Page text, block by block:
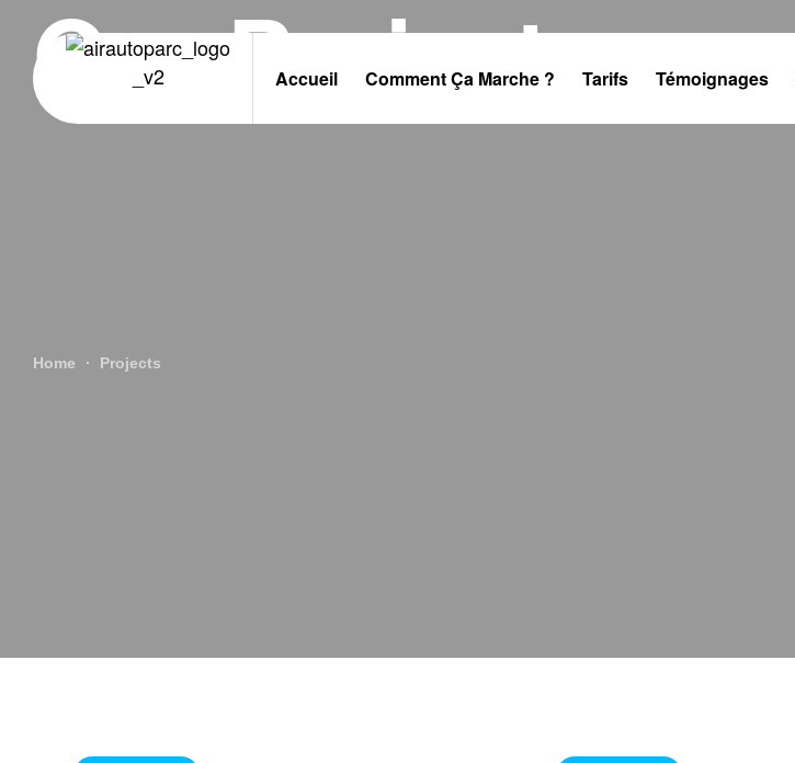
Accueil Comment Ça Marche ? Tarifs Témoignages
Our Projects
Home Projects